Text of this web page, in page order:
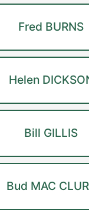
Fred BURNS
Helen
Bill GILLIS
Bud MAC